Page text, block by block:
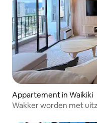
Appartement in Waikiki
Wakker worden met